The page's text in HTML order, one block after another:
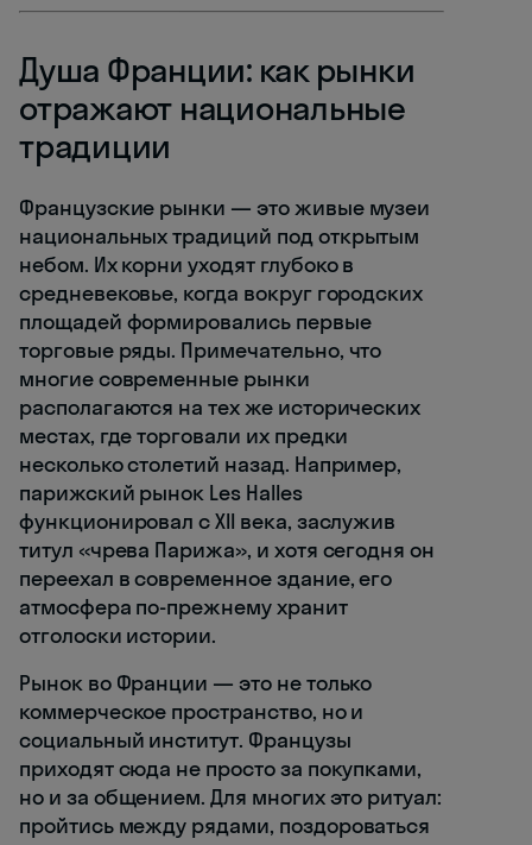
Душа Франции: как рынки
отражают национальные
традиции
Французские рынки — это живые музеи
национальных традиций под открытым
небом. Их корни уходят глубоко в
средневековье, когда вокруг городских
площадей формировались первые
торговые ряды. Примечательно, что
многие современные рынки
располагаются на тех же исторических
местах, где торговали их предки
несколько столетий назад. Например,
парижский рынок Les Halles
функционировал с XII века, заслужив
титул «чрева Парижа», и хотя сегодня он
переехал в современное здание, его
атмосфера по-прежнему хранит
отголоски истории.
Рынок во Франции — это не только
коммерческое пространство, но и
социальный институт. Французы
приходят сюда не просто за покупками,
но и за общением. Для многих это ритуал:
пройтись между рядами, поздороваться